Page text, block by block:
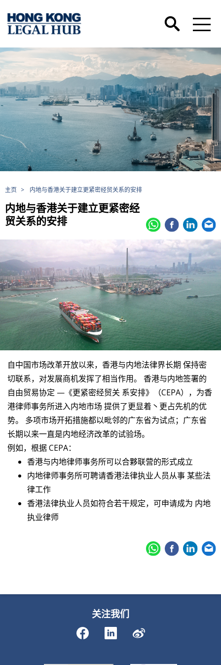
主页 > 内地与香港关于建立更紧密经贸关系的安排
内地与香港关于建立更紧密经
贸关系的安排
自中国市场改革开放以来，香港与内地法律界长期 保持密
切联系，对发展商机发挥了相当作用。 香港与内地签署的
自由贸易协定 —《更紧密经贸关 系安排》（CEPA），为香
港律师事务所进入内地市场 提供了更显着丶更占先机的优
势。 多项市场开拓措施都以毗邻的广东省为试点；广东省
长期以来一直是内地经济改革的试验场。
例如，根据 CEPA：
香港与内地律师事务所可以合夥联营的形式成立
内地律师事务所可聘请香港法律执业人员从事 某些法
律工作
香港法律执业人员如符合若干规定，可申请成为 内地
执业律师
关注我们